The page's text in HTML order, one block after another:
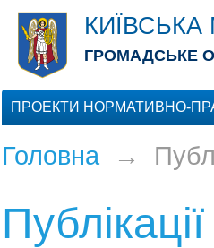
ГРОМАДСЬКЕ
ПРОЕКТИ НОРМАТИВНО-
Головна→
Публікації